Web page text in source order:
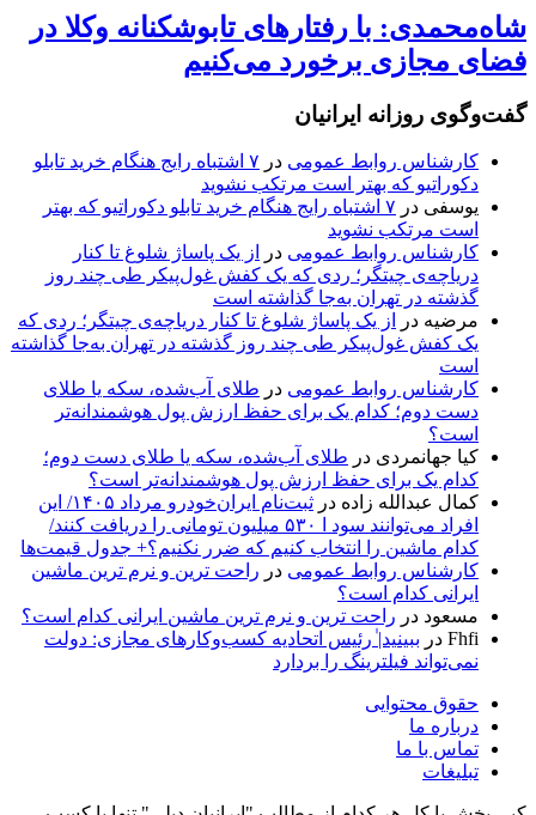
شاه‌محمدی: با رفتارهای تابوشکنانه وکلا در
فضای مجازی برخورد می‌کنیم
گفت‌وگوی روزانه ایرانیان
کارشناس روابط عمومی در
۷ اشتباه رایج هنگام خرید تابلو
دکوراتیو که بهتر است مرتکب نشوید
یوسفی در
۷ اشتباه رایج هنگام خرید تابلو دکوراتیو که بهتر
است مرتکب نشوید
کارشناس روابط عمومی در
از یک پاساژ شلوغ تا کنار
دریاچه‌ی چیتگر؛ ردی که یک کفش غول‌پیکر طی چند روز
گذشته در تهران به‌جا گذاشته است
مرضیه در
از یک پاساژ شلوغ تا کنار دریاچه‌ی چیتگر؛ ردی که
یک کفش غول‌پیکر طی چند روز گذشته در تهران به‌جا گذاشته
است
کارشناس روابط عمومی در طلای آب‌شده، سکه یا طلای
دست دوم؛ کدام یک برای حفظ ارزش پول هوشمندانه‌تر
است؟
کیا جهانمردی در طلای آب‌شده، سکه یا طلای دست دوم؛
کدام یک برای حفظ ارزش پول هوشمندانه‌تر است؟
کمال عبدالله زاده در
ثبت‌نام ایران‌خودرو مرداد ۱۴۰۵/ این
افراد می‌توانند سود ا ۵۳۰ میلیون تومانی را دریافت کنند/
کدام ماشین را انتخاب کنیم که ضرر نکنیم؟+ جدول قیمت‌ها
کارشناس روابط عمومی در راحت ترین و نرم ترین ماشین
ایرانی کدام است؟
مسعود در راحت ترین و نرم ترین ماشین ایرانی کدام است؟
Fhfi در ببینید| ٰرئیس اتحادیه کسب‌وکارهای مجازی: دولت
نمی‌تواند فیلترینگ را بردارد
حقوق محتوایی
درباره ما
تماس با ما
تبلیغات